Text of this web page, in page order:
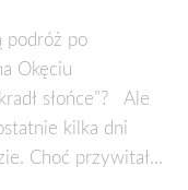
podróż po
Okęciu
słońce”? Ale
kilka dni
Choć przywitał...